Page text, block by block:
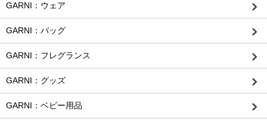
GARNI：ウェア
GARNI：バッグ
GARNI：フレグランス
GARNI：グッズ
GARNI：ベビー用品